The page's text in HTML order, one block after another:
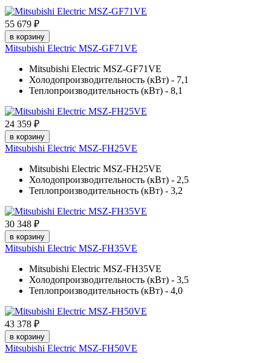
55 679 ₽
в корзину
Mitsubishi Electric MSZ-GF71VE
Mitsubishi Electric MSZ-GF71VE
Холодопроизводительность (кВт) - 7,1
Теплопроизводительность (кВт) - 8,1
24 359 ₽
в корзину
Mitsubishi Electric MSZ-FH25VE
Mitsubishi Electric MSZ-FH25VE
Холодопроизводительность (кВт) - 2,5
Теплопроизводительность (кВт) - 3,2
30 348 ₽
в корзину
Mitsubishi Electric MSZ-FH35VE
Mitsubishi Electric MSZ-FH35VE
Холодопроизводительность (кВт) - 3,5
Теплопроизводительность (кВт) - 4,0
43 378 ₽
в корзину
Mitsubishi Electric MSZ-FH50VE